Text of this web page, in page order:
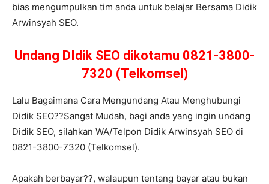
bias mengumpulkan tim anda untuk belajar Bersama Didik
Arwinsyah SEO.
Undang DIdik SEO dikotamu 0821-3800-
7320 (Telkomsel)
Lalu Bagaimana Cara Mengundang Atau Menghubungi
Didik SEO??Sangat Mudah, bagi anda yang ingin undang
Didik SEO, silahkan WA/Telpon Didik Arwinsyah SEO di
0821-3800-7320 (Telkomsel).
Apakah berbayar??, walaupun tentang bayar atau bukan